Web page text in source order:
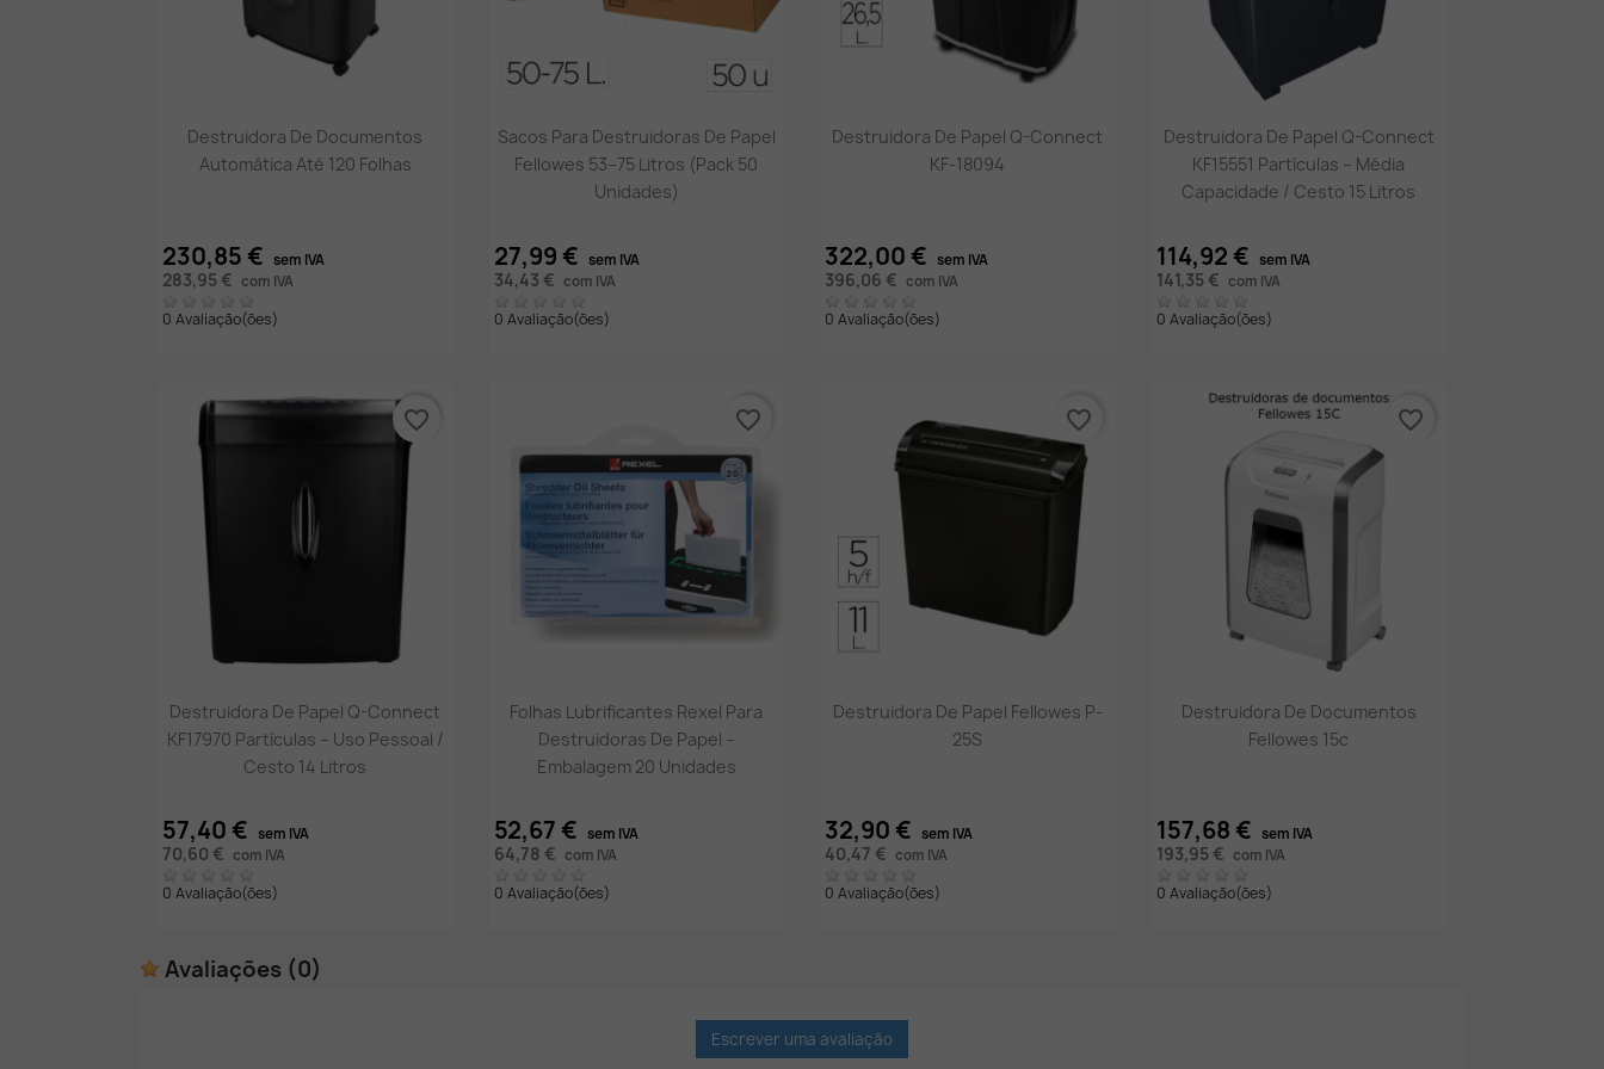
Vista rápida
Destruidora De Documentos
Automática Até 120 Folhas
230,85 € sem IVA
283,95 € com IVA
0 Avaliação(ões)
Vista rápida
Sacos Para Destruidoras De Papel
Fellowes 53–75 Litros (Pack 50
Unidades)
27,99 € sem IVA
34,43 € com IVA
0 Avaliação(ões)
Vista rápida
Destruidora De Papel Q-Connect
KF-18094
322,00 € sem IVA
396,06 € com IVA
0 Avaliação(ões)
Vista rápida
Destruidora De Papel Q-Connect
KF15551 Partículas – Média
Capacidade / Cesto 15 Litros
114,92 € sem IVA
141,35 € com IVA
0 Avaliação(ões)
Vista rápida
Destruidora De Papel Q-Connect
KF17970 Partículas – Uso Pessoal /
Cesto 14 Litros
57,40 € sem IVA
70,60 € com IVA
0 Avaliação(ões)
favorite_border
Vista rápida
Folhas Lubrificantes Rexel Para
Destruidoras De Papel –
Embalagem 20 Unidades
52,67 € sem IVA
64,78 € com IVA
0 Avaliação(ões)
favorite_border
Vista rápida
Destruidora De Papel Fellowes P-
25S
32,90 € sem IVA
40,47 € com IVA
0 Avaliação(ões)
favorite_border
Vista rápida
Destruidora De Documentos
Fellowes 15c
157,68 € sem IVA
193,95 € com IVA
0 Avaliação(ões)
favorite_border
Avaliações (0)
Escrever uma avaliação